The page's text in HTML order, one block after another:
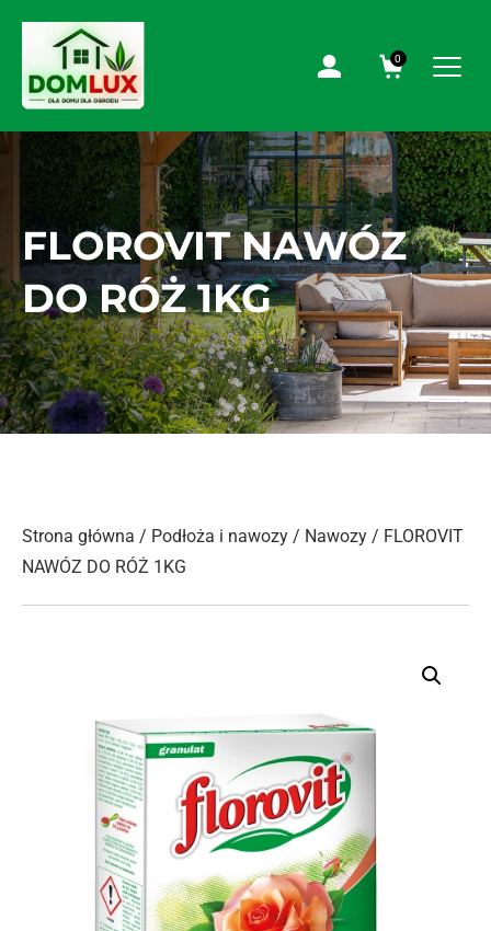
0
FLOROVIT NAWÓZ
DO RÓŻ 1KG
Strona główna / Podłoża i nawozy / Nawozy / FLOROVIT
NAWÓZ DO RÓŻ 1KG